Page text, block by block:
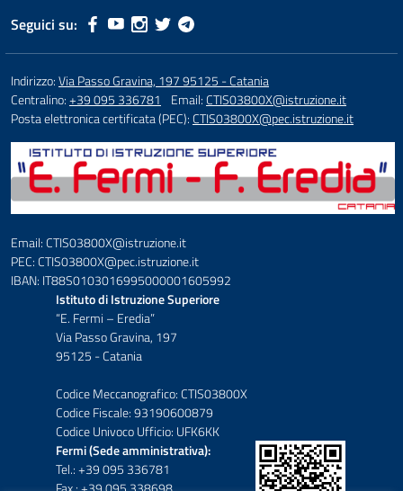
Seguici su:
Indirizzo:Via Passo Gravina, 197 95125 - Catania
Centralino:+39 095 336781 Email:CTIS03800X@istruzione.it
Posta elettronica certificata (PEC):CTIS03800X@pec.istruzione.it
Email: CTIS03800X@istruzione.it
PEC: CTIS03800X@pec.istruzione.it
IBAN: IT88S0103016995000001605992
Istituto di Istruzione Superiore
“E. Fermi – Eredia”
Via Passo Gravina, 197
95125 - Catania
Codice Meccanografico: CTIS03800X
Codice Fiscale: 93190600879
Codice Univoco Ufficio: UFK6KK
Fermi (Sede amministrativa):
Tel.: +39 095 336781